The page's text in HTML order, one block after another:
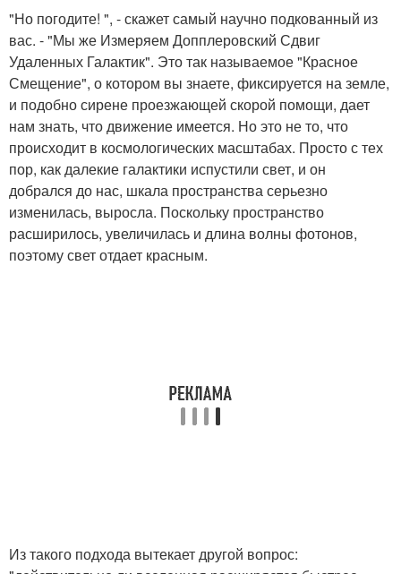
"Но погодите! ", - скажет самый научно подкованный из
вас. - "Мы же Измеряем Допплеровский Сдвиг
Удаленных Галактик". Это так называемое "Красное
Смещение", о котором вы знаете, фиксируется на земле,
и подобно сирене проезжающей скорой помощи, дает
нам знать, что движение имеется. Но это не то, что
происходит в космологических масштабах. Просто с тех
пор, как далекие галактики испустили свет, и он
добрался до нас, шкала пространства серьезно
изменилась, выросла. Поскольку пространство
расширилось, увеличилась и длина волны фотонов,
поэтому свет отдает красным.
Из такого подхода вытекает другой вопрос: